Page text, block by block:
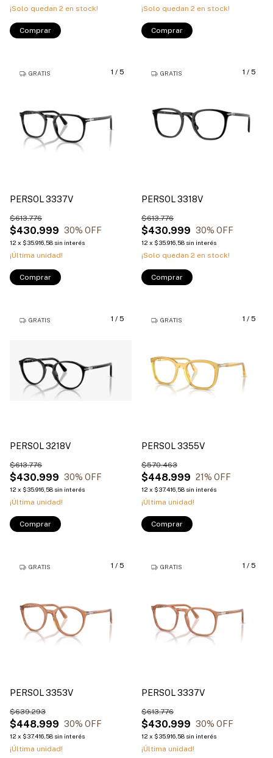
¡Solo quedan 2 en stock!
Comprar
¡Solo quedan 2 en stock!
Comprar
1 / 5
GRATIS
PERSOL 3337V
$430.999
$613.776
30% OFF
12 x $35.916,58 sin interés
¡Última unidad!
Comprar
1 / 5
GRATIS
PERSOL 3318V
$430.999
$613.776
30% OFF
12 x $35.916,58 sin interés
¡Solo quedan 2 en stock!
Comprar
1 / 5
GRATIS
PERSOL 3218V
$430.999
$613.776
30% OFF
12 x $35.916,58 sin interés
¡Última unidad!
Comprar
1 / 5
GRATIS
PERSOL 3355V
$448.999
$570.463
21% OFF
12 x $37.416,58 sin interés
¡Última unidad!
Comprar
1 / 5
GRATIS
PERSOL 3353V
$448.999
$639.293
30% OFF
12 x $37.416,58 sin interés
¡Última unidad!
1 / 5
GRATIS
PERSOL 3337V
$430.999
$613.776
30% OFF
12 x $35.916,58 sin interés
¡Última unidad!